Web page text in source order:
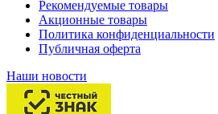
Рекомендуемые товары
Акционные товары
Политика конфиденциальности
Публичная оферта
Наши новости